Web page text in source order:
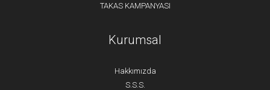
TAKAS KAMPANYASI
Kurumsal
Hakkımızda
S.S.S.